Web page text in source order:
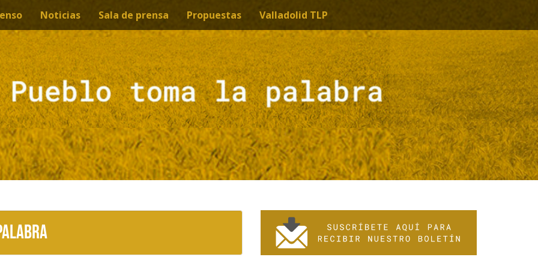
Noticias Sala de prensa Propuestas Valladolid TLP